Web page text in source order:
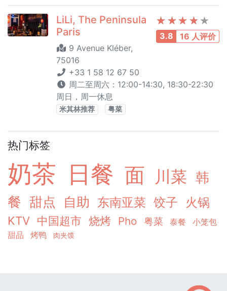
3.8 16 人评价
LiLi, The Peninsula
Paris
9 Avenue Kléber,
75016
+33 1 58 12 67 50
周二至周六：12:00-14:30, 18:30-22:30
周日，周一休息
米其林推荐 粤菜
热门标签
奶茶 日餐 面 川菜 韩
餐 甜点 自助 东南亚菜 饺子 火锅
KTV 中国超市 烧烤 Pho 粤菜 泰餐
小笼包
甜品
烤鸭 肉夹馍